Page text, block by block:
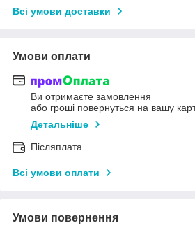
Всі умови доставки
Умови оплати
Ви отримаєте замовлення
або гроші повернуться на вашу
Детальніше
Післяплата
Всі умови оплати
Умови повернення